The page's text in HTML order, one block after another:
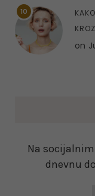
10
on
Na
dnevnu